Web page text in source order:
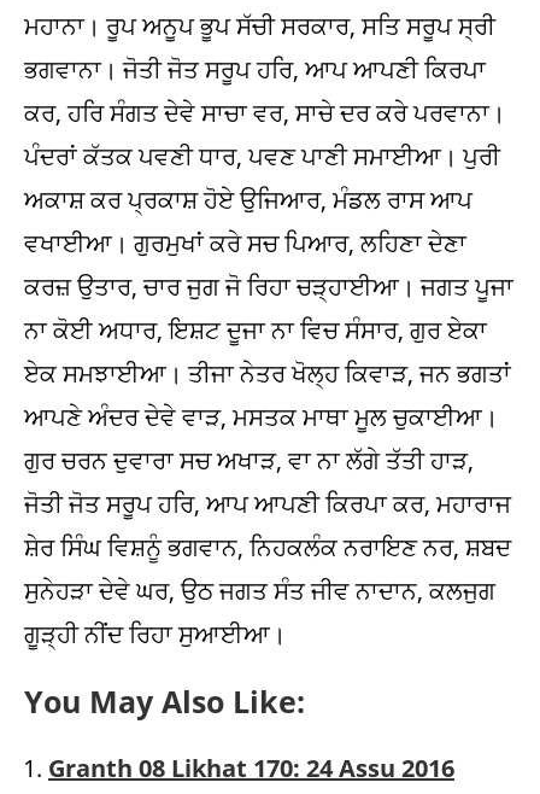
ਮਹਾਨਾ। ਰੂਪ ਅਨੂਪ ਭੂਪ ਸੱਚੀ ਸਰਕਾਰ, ਸਤਿ ਸਰੂਪ ਸ੍ਰੀ
ਭਗਵਾਨਾ। ਜੋਤੀ ਜੋਤ ਸਰੂਪ ਹਰਿ, ਆਪ ਆਪਣੀ ਕਿਰਪਾ
ਕਰ, ਹਰਿ ਸੰਗਤ ਦੇਵੇ ਸਾਚਾ ਵਰ, ਸਾਚੇ ਦਰ ਕਰੇ ਪਰਵਾਨਾ।
ਪੰਦਰਾਂ ਕੱਤਕ ਪਵਣੀ ਧਾਰ, ਪਵਣ ਪਾਣੀ ਸਮਾਈਆ। ਪੁਰੀ
ਅਕਾਸ਼ ਕਰ ਪ੍ਰਕਾਸ਼ ਹੋਏ ਉਜਿਆਰ, ਮੰਡਲ ਰਾਸ ਆਪ
ਵਖਾਈਆ। ਗੁਰਮੁਖਾਂ ਕਰੇ ਸਚ ਪਿਆਰ, ਲਹਿਣਾ ਦੇਣਾ
ਕਰਜ਼ ਉਤਾਰ, ਚਾਰ ਜੁਗ ਜੋ ਰਿਹਾ ਚੜ੍ਹਾਈਆ। ਜਗਤ ਪੂਜਾ
ਨਾ ਕੋਈ ਅਧਾਰ, ਇਸ਼ਟ ਦੂਜਾ ਨਾ ਵਿਚ ਸੰਸਾਰ, ਗੁਰ ਏਕਾ
ਏਕ ਸਮਝਾਈਆ। ਤੀਜਾ ਨੇਤਰ ਖੋਲ੍ਹ ਕਿਵਾੜ, ਜਨ ਭਗਤਾਂ
ਆਪਣੇ ਅੰਦਰ ਦੇਵੇ ਵਾੜ, ਮਸਤਕ ਮਾਥਾ ਮੂਲ ਚੁਕਾਈਆ।
ਗੁਰ ਚਰਨ ਦੁਵਾਰਾ ਸਚ ਅਖਾੜ, ਵਾ ਨਾ ਲੱਗੇ ਤੱਤੀ ਹਾੜ,
ਜੋਤੀ ਜੋਤ ਸਰੂਪ ਹਰਿ, ਆਪ ਆਪਣੀ ਕਿਰਪਾ ਕਰ, ਮਹਾਰਾਜ
ਸ਼ੇਰ ਸਿੰਘ ਵਿਸ਼ਨੂੰ ਭਗਵਾਨ, ਨਿਹਕਲੰਕ ਨਰਾਇਣ ਨਰ, ਸ਼ਬਦ
ਸੁਨੇਹੜਾ ਦੇਵੇ ਘਰ, ਉਠ ਜਗਤ ਸੰਤ ਜੀਵ ਨਾਦਾਨ, ਕਲਜੁਗ
ਗੂੜ੍ਹੀ ਨੀਂਦ ਰਿਹਾ ਸੁਆਈਆ।
You May Also Like:
Granth 08 Likhat 170: 24 Assu 2016